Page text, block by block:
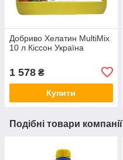
Добриво Хелатин MultiMix
10 л Кіссон Україна
1 578 ₴
Купити
Подібні товари компанії